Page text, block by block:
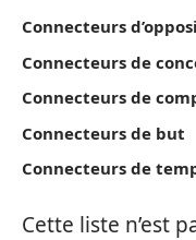
Connecteurs
Connecteurs de
Connecteurs de
Connecteurs de but
Connecteurs de
Cette liste n’est